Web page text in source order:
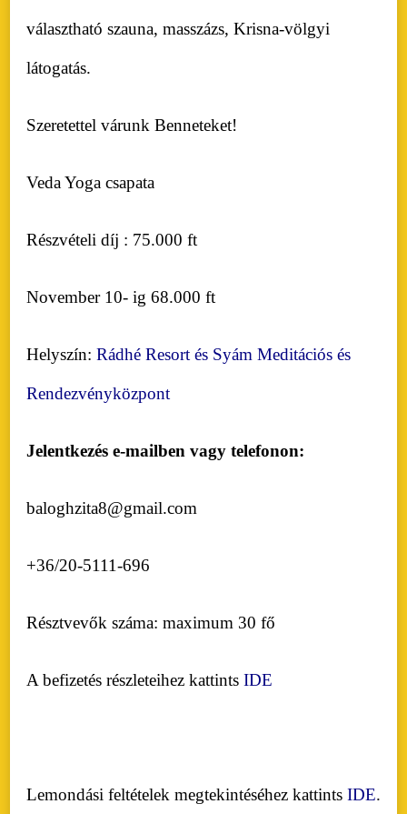
választható szauna, masszázs, Krisna-völgyi
látogatás.
Szeretettel várunk Benneteket!
Veda Yoga csapata
Részvételi díj : 75.000 ft
November 10- ig 68.000 ft
Helyszín: Rádhé Resort és Syám Meditációs és
Rendezvényközpont
Jelentkezés e-mailben vagy telefonon:
baloghzita8@gmail.com
+36/20-5111-696
Résztvevők száma: maximum 30 fő
A befizetés részleteihez kattints IDE
Lemondási feltételek megtekintéséhez kattints IDE.